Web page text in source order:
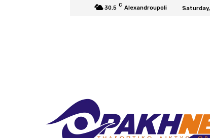
30.5 C Alexandroupoli